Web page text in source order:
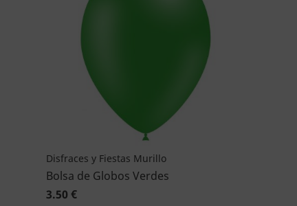
Disfraces y Fiestas Murillo
Bolsa de Globos Verdes
3.50 €